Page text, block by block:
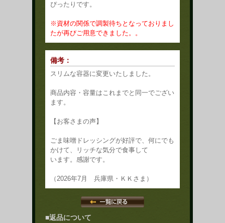
ぴったりです。
※資材の関係で調製待ちとなっておりまし
たが再びご用意できました。。
備考：
スリムな容器に変更いたしました。
商品内容・容量はこれまでと同一でござい
ます。
【お客さまの声】
ごま味噌ドレッシングが好評で、何にでも
かけて、リッチな気分で食事して
います。感謝です。
（2026年7月 兵庫県・ＫＫさま）
■返品について